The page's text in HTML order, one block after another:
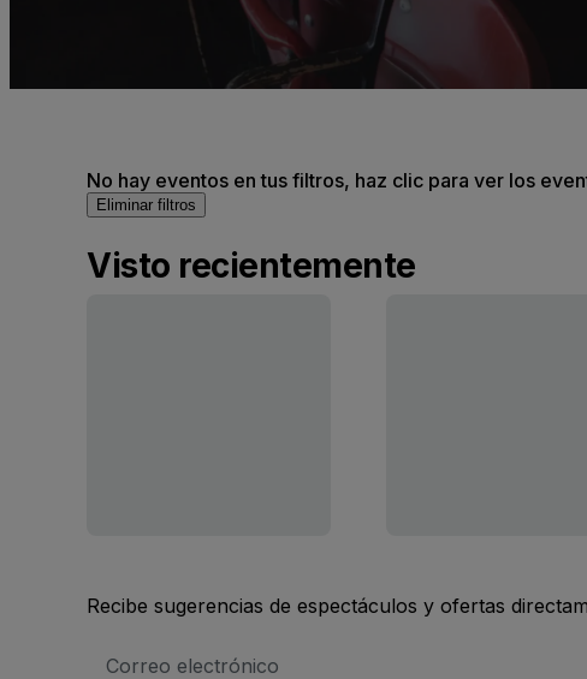
No hay eventos en tus filtros, haz clic para ver los
Eliminar filtros
Visto recientemente
Recibe sugerencias de espectáculos y ofertas
de